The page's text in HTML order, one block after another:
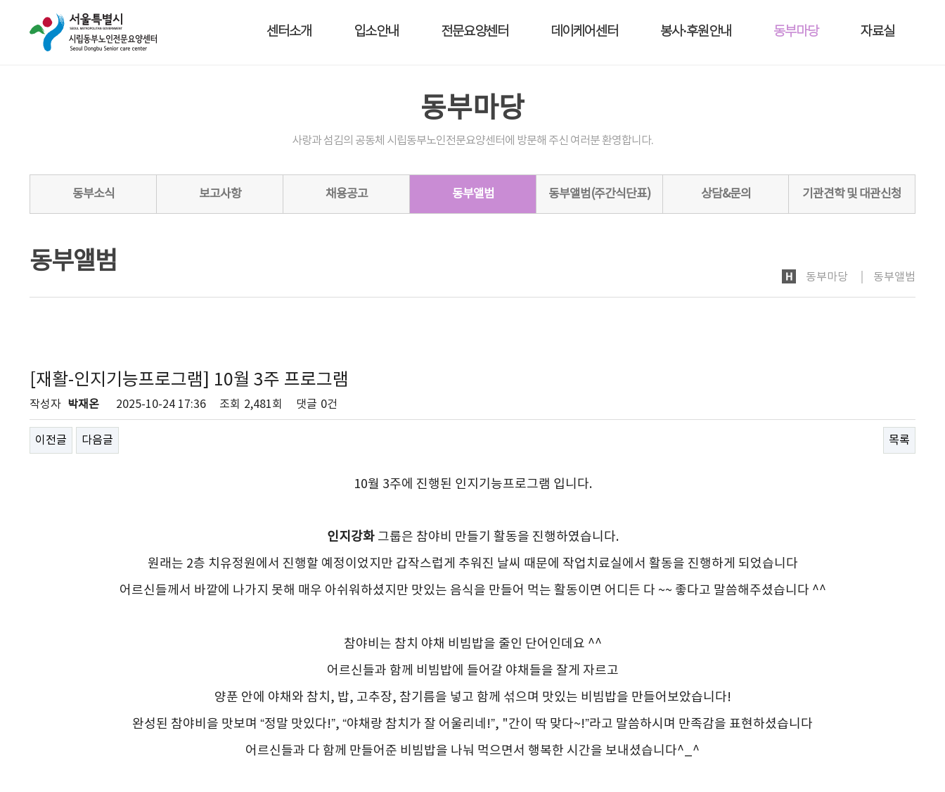
센터소개 입소안내 전문요양센터 데이케어센터 봉사·후원안내 동부마당 자료실
동부마당
사랑과 섬김의 공동체 시립동부노인전문요양센터에 방문해 주신 여러분 환영합니다.
동부소식 보고사항 채용공고 동부앨범 동부앨범(주간식단표) 상담&문의 기관견학 및 대관신청
동부앨범 HOME
동부마당 동부앨범
[재활-인지기능프로그램] 10월 3주 프로그램
작성자 박재온 2025-10-24 17:36 조회 2,481회 댓글 0건
이전글 다음글 목록
10월 3주에 진행된 인지기능프로그램 입니다.
인지강화그룹은 참야비 만들기 활동을 진행하였습니다.
원래는 2층 치유정원에서 진행할 예정이었지만 갑작스럽게 추워진 날씨 때문에 작업치료실에서 활동을 진행하게 되었습니다
어르신들께서 바깥에 나가지 못해 매우 아쉬워하셨지만 맛있는 음식을 만들어 먹는 활동이면 어디든 다 ~~ 좋다고 말씀해주셨습니다 ^^
참야비는 참치 야채 비빔밥을 줄인 단어인데요 ^^
어르신들과 함께 비빔밥에 들어갈 야채들을 잘게 자르고
양푼 안에 야채와 참치, 밥, 고추장, 참기름을 넣고 함께 섞으며 맛있는 비빔밥을 만들어보았습니다!
완성된 참야비을 맛보며 “정말 맛있다!”, “야채랑 참치가 잘 어울리네!”, "간이 딱 맞다~!”라고 말씀하시며 만족감을 표현하셨습니다
어르신들과 다 함께 만들어준 비빔밥을 나눠 먹으면서 행복한 시간을 보내셨습니다^_^